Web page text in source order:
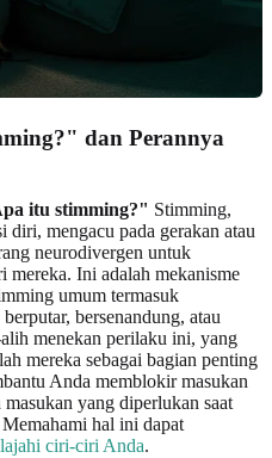
dan Perannya
itu stimming?" Stimming,
mengacu pada gerakan atau
neurodivergen untuk
mereka. Ini adalah mekanisme
umum termasuk
bersenandung, atau
menekan perilaku ini, yang
mereka sebagai bagian penting
Anda memblokir masukan
yang diperlukan saat
hal ini dapat
ciri-ciri Anda.